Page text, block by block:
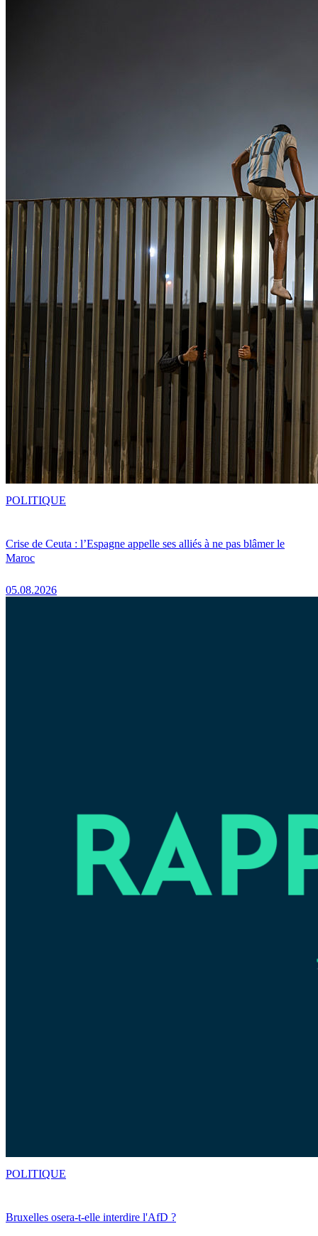
Crise de Ceuta : l’Espagne appelle ses alliés à ne pas blâmer le
Maroc
05.08.2026
POLITIQUE
Bruxelles osera-t-elle interdire l'AfD ?
POLITIQUE